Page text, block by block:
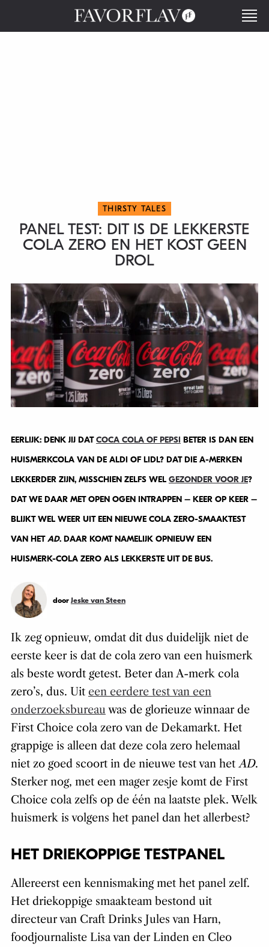
THIRSTY TALES
PANEL TEST: DIT IS DE LEKKERSTE
COLA ZERO EN HET KOST GEEN
DROL
EERLIJK: DENK JIJ DATCOCA COLA OF PEPSI BETER IS DAN EEN
HUISMERKCOLA VAN DE ALDI OF LIDL? DAT DIE A-MERKEN
LEKKERDER ZIJN, MISSCHIEN ZELFS WEL GEZONDER VOOR JE?
DAT WE DAAR MET OPEN OGEN INTRAPPEN – KEER OP KEER –
BLIJKT WEL WEER UIT EEN NIEUWE COLA ZERO-SMAAKTEST
VAN HETAD. DAAR KOMT NAMELIJK OPNIEUW EEN
HUISMERK-COLA ZERO ALS LEKKERSTE UIT DE BUS.
door Jeske van Steen
Ik zeg opnieuw, omdat dit dus duidelijk niet de
eerste keer is dat de cola zero van een huismerk
als beste wordt getest. Beter dan A-merk cola
zero’s, dus. Uit een eerdere test van een
onderzoeksbureau was de glorieuze winnaar de
First Choice cola zero van de Dekamarkt. Het
grappige is alleen dat deze cola zero helemaal
niet zo goed scoort in de nieuwe test van hetAD.
Sterker nog, met een mager zesje komt de First
Choice cola zelfs op de één na laatste plek. Welk
huismerk is volgens het panel dan het allerbest?
HET DRIEKOPPIGE TESTPANEL
Allereerst een kennismaking met het panel zelf.
Het driekoppige smaakteam bestond uit
directeur van Craft Drinks Jules van Harn,
foodjournaliste Lisa van der Linden en Cleo